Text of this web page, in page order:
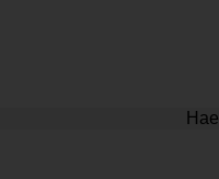
Hae